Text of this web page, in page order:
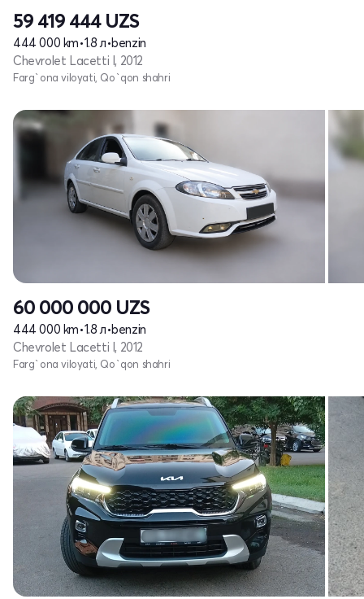
59 419 444 UZS
444 000 km•1.8 л•benzin
Chevrolet Lacetti I, 2012
Farg`ona viloyati, Qo`qon shahri
60 000 000 UZS
444 000 km•1.8 л•benzin
Chevrolet Lacetti I, 2012
Farg`ona viloyati, Qo`qon shahri